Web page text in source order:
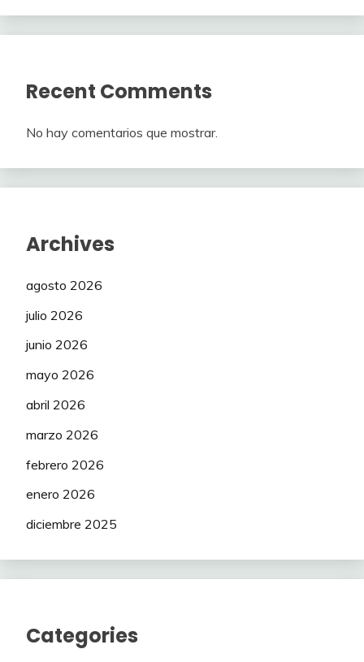
Recent Comments
No hay comentarios que mostrar.
Archives
agosto 2026
julio 2026
junio 2026
mayo 2026
abril 2026
marzo 2026
febrero 2026
enero 2026
diciembre 2025
Categories